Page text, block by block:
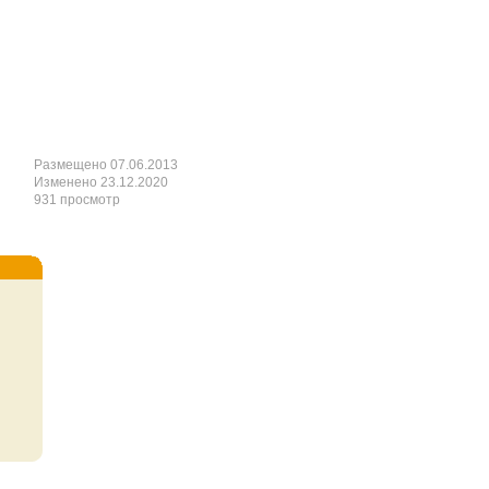
Размещено 07.06.2013
Изменено 23.12.2020
931 просмотр